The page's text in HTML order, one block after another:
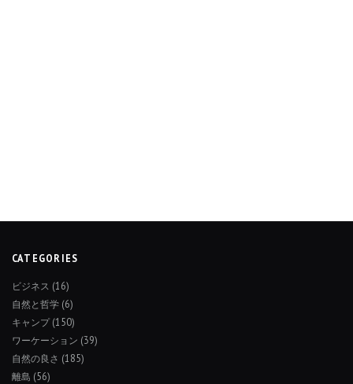
CATEGORIES
ビジネス (16)
自然と哲学 (6)
キャンプ(150)
ワーケーション (39)
自然の良さ (185)
離島 (56)